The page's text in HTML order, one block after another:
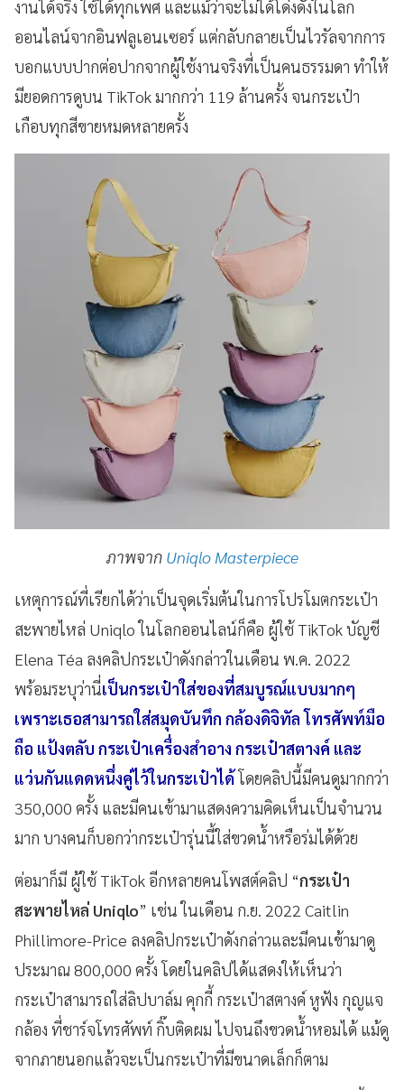
งานได้จริง ใช้ได้ทุกเพศ และแม้ว่าจะไม่ได้โด่งดังในโลก
ออนไลน์จากอินฟลูเอนเซอร์ แต่กลับกลายเป็นไวรัลจากการ
บอกแบบปากต่อปากจากผู้ใช้งานจริงที่เป็นคนธรรมดา ทำให้
มียอดการดูบน TikTok มากกว่า 119 ล้านครั้ง จนกระเป๋า
เกือบทุกสีขายหมดหลายครั้ง
ภาพจาก Uniqlo Masterpiece
เหตุการณ์ที่เรียกได้ว่าเป็นจุดเริ่มต้นในการโปรโมตกระเป๋า
สะพายไหล่ Uniqlo ในโลกออนไลน์ก็คือ ผู้ใช้ TikTok บัญชี
Elena Téa ลงคลิปกระเป๋าดังกล่าวในเดือน พ.ค. 2022
พร้อมระบุว่านี่เป็นกระเป๋าใส่ของที่สมบูรณ์แบบมากๆ
เพราะเธอสามารถใส่สมุดบันทึก กล้องดิจิทัล โทรศัพท์มือ
ถือ แป้งตลับ กระเป๋าเครื่องสำอาง กระเป๋าสตางค์ และ
แว่นกันแดดหนึ่งคู่ไว้ในกระเป๋าได้โดยคลิปนี้มีคนดูมากกว่า
350,000 ครั้ง และมีคนเข้ามาแสดงความคิดเห็นเป็นจำนวน
มาก บางคนก็บอกว่ากระเป๋ารุ่นนี้ใส่ขวดน้ำหรือร่มได้ด้วย
ต่อมาก็มี ผู้ใช้ TikTok อีกหลายคนโพสต์คลิป “กระเป๋า
สะพายไหล่ Uniqlo” เช่น ในเดือน ก.ย. 2022 Caitlin
Phillimore-Price ลงคลิปกระเป๋าดังกล่าวและมีคนเข้ามาดู
ประมาณ 800,000 ครั้ง โดยในคลิปได้แสดงให้เห็นว่า
กระเป๋าสามารถใส่ลิปบาล์ม คุกกี้ กระเป๋าสตางค์ หูฟัง กุญแจ
กล้อง ที่ชาร์จโทรศัพท์ กิ๊บติดผม ไปจนถึงขวดน้ำหอมได้ แม้ดู
จากภายนอกแล้วจะเป็นกระเป๋าที่มีขนาดเล็กก็ตาม